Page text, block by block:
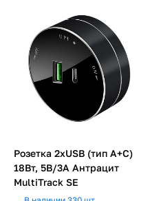
Розетка 2хUSB (тип А+С)
18Вт, 5В/3А Антрацит
MultiTrack SE